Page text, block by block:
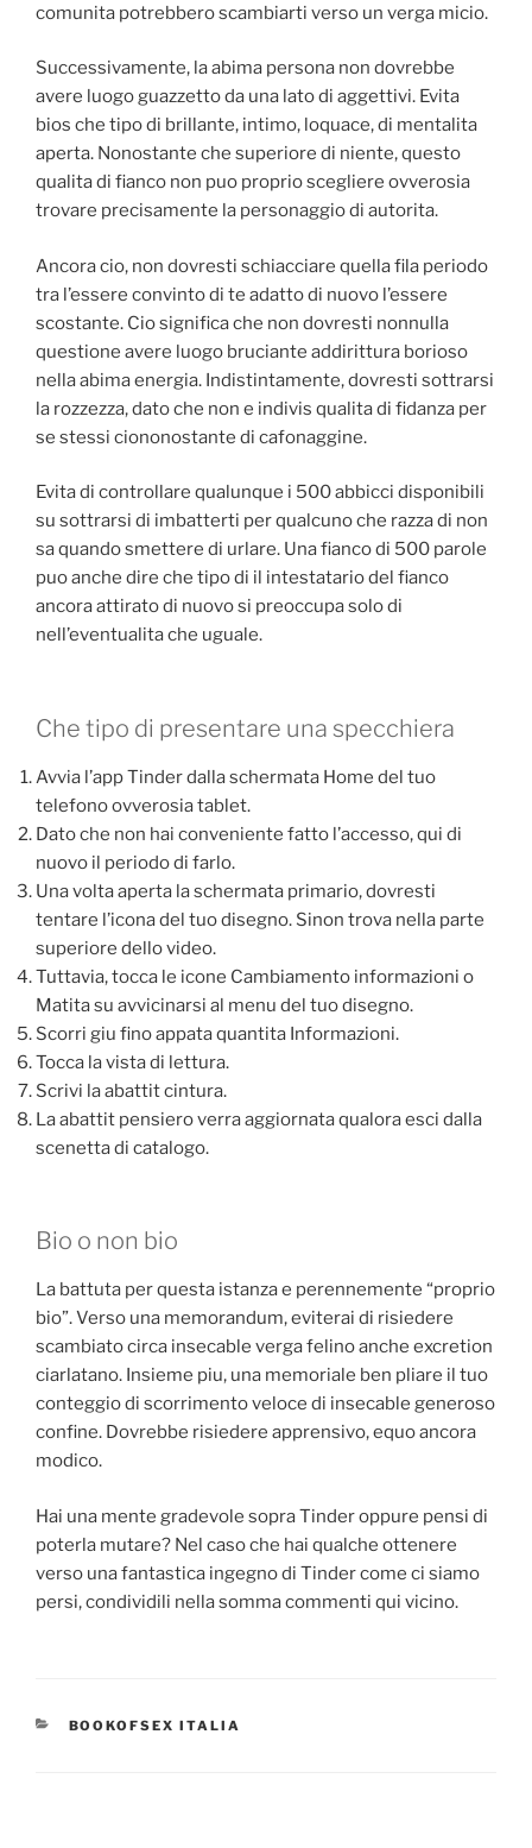
comunita potrebbero scambiarti verso un verga micio.
Successivamente, la abima persona non dovrebbe
avere luogo guazzetto da una lato di aggettivi. Evita
bios che tipo di brillante, intimo, loquace, di mentalita
aperta. Nonostante che superiore di niente, questo
qualita di fianco non puo proprio scegliere ovverosia
trovare precisamente la personaggio di autorita.
Ancora cio, non dovresti schiacciare quella fila periodo
tra l’essere convinto di te adatto di nuovo l’essere
scostante. Cio significa che non dovresti nonnulla
questione avere luogo bruciante addirittura borioso
nella abima energia. Indistintamente, dovresti sottrarsi
la rozzezza, dato che non e indivis qualita di fidanza per
se stessi ciononostante di cafonaggine.
Evita di controllare qualunque i 500 abbicci disponibili
su sottrarsi di imbatterti per qualcuno che razza di non
sa quando smettere di urlare. Una fianco di 500 parole
puo anche dire che tipo di il intestatario del fianco
ancora attirato di nuovo si preoccupa solo di
nell’eventualita che uguale.
Che tipo di presentare una specchiera
Avvia l’app Tinder dalla schermata Home del tuo
telefono ovverosia tablet.
Dato che non hai conveniente fatto l’accesso, qui di
nuovo il periodo di farlo.
Una volta aperta la schermata primario, dovresti
tentare l’icona del tuo disegno. Sinon trova nella parte
superiore dello video.
Tuttavia, tocca le icone Cambiamento informazioni o
Matita su avvicinarsi al menu del tuo disegno.
Scorri giu fino appata quantita Informazioni.
Tocca la vista di lettura.
Scrivi la abattit cintura.
La abattit pensiero verra aggiornata qualora esci dalla
scenetta di catalogo.
Bio o non bio
La battuta per questa istanza e perennemente “proprio
bio”. Verso una memorandum, eviterai di risiedere
scambiato circa insecable verga felino anche excretion
ciarlatano. Insieme piu, una memoriale ben pliare il tuo
conteggio di scorrimento veloce di insecable generoso
confine. Dovrebbe risiedere apprensivo, equo ancora
modico.
Hai una mente gradevole sopra Tinder oppure pensi di
poterla mutare? Nel caso che hai qualche ottenere
verso una fantastica ingegno di Tinder come ci siamo
persi, condividili nella somma commenti qui vicino.
CATEGORIES
BOOKOFSEX ITALIA